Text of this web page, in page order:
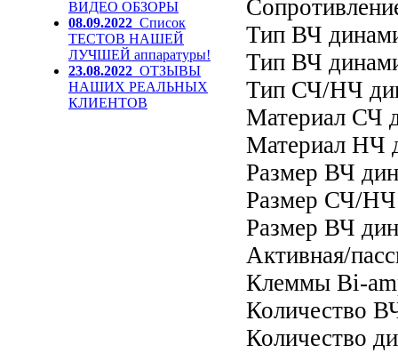
ВИДЕО ОБЗОРЫ
08.09.2022 Список
ТЕСТОВ НАШЕЙ
ЛУЧШЕЙ аппаратуры!
23.08.2022 ОТЗЫВЫ
НАШИХ РЕАЛЬНЫХ
КЛИЕНТОВ
Тип ВЧ
Тип ВЧ
Тип СЧ/НЧ
Материал СЧ
Материал НЧ
Размер ВЧ
Размер СЧ/НЧ
Размер ВЧ
Активная/
Клеммы Bi-
Количество
Количество